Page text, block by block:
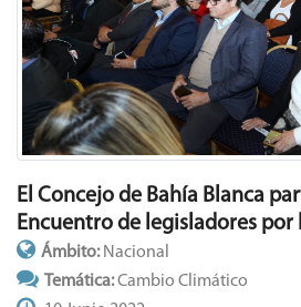
El Concejo de Bahía Blanca
Encuentro de legisladores
Ámbito:Nacional
Temática:Cambio Climático